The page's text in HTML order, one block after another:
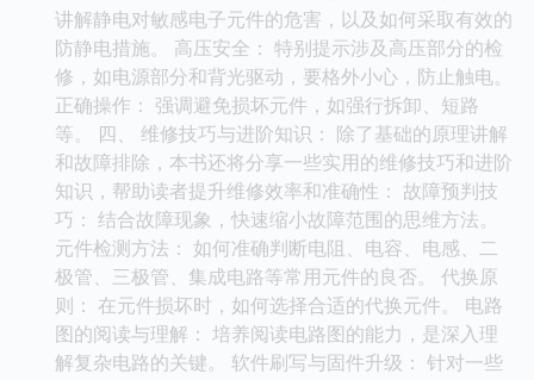
讲解静电对敏感电子元件的危害，以及如何采取有效的
防静电措施。 高压安全： 特别提示涉及高压部分的检
修，如电源部分和背光驱动，要格外小心，防止触电。
正确操作： 强调避免损坏元件，如强行拆卸、短路
等。 四、 维修技巧与进阶知识： 除了基础的原理讲解
和故障排除，本书还将分享一些实用的维修技巧和进阶
知识，帮助读者提升维修效率和准确性： 故障预判技
巧： 结合故障现象，快速缩小故障范围的思维方法。
元件检测方法： 如何准确判断电阻、电容、电感、二
极管、三极管、集成电路等常用元件的良否。 代换原
则： 在元件损坏时，如何选择合适的代换元件。 电路
图的阅读与理解： 培养阅读电路图的能力，是深入理
解复杂电路的关键。 软件刷写与固件升级： 针对一些